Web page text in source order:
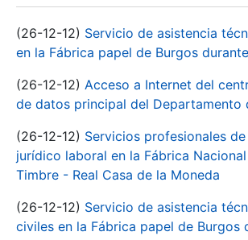
(26-12-12) Servicio de asistencia
en la Fábrica papel de Burgos
(26-12-12) Acceso a Internet del
de datos principal del Departamento
(26-12-12) Servicios profesionales
jurídico laboral en la Fábrica
Timbre - Real Casa de la Moneda
(26-12-12) Servicio de asistencia
civiles en la Fábrica papel de Burgos